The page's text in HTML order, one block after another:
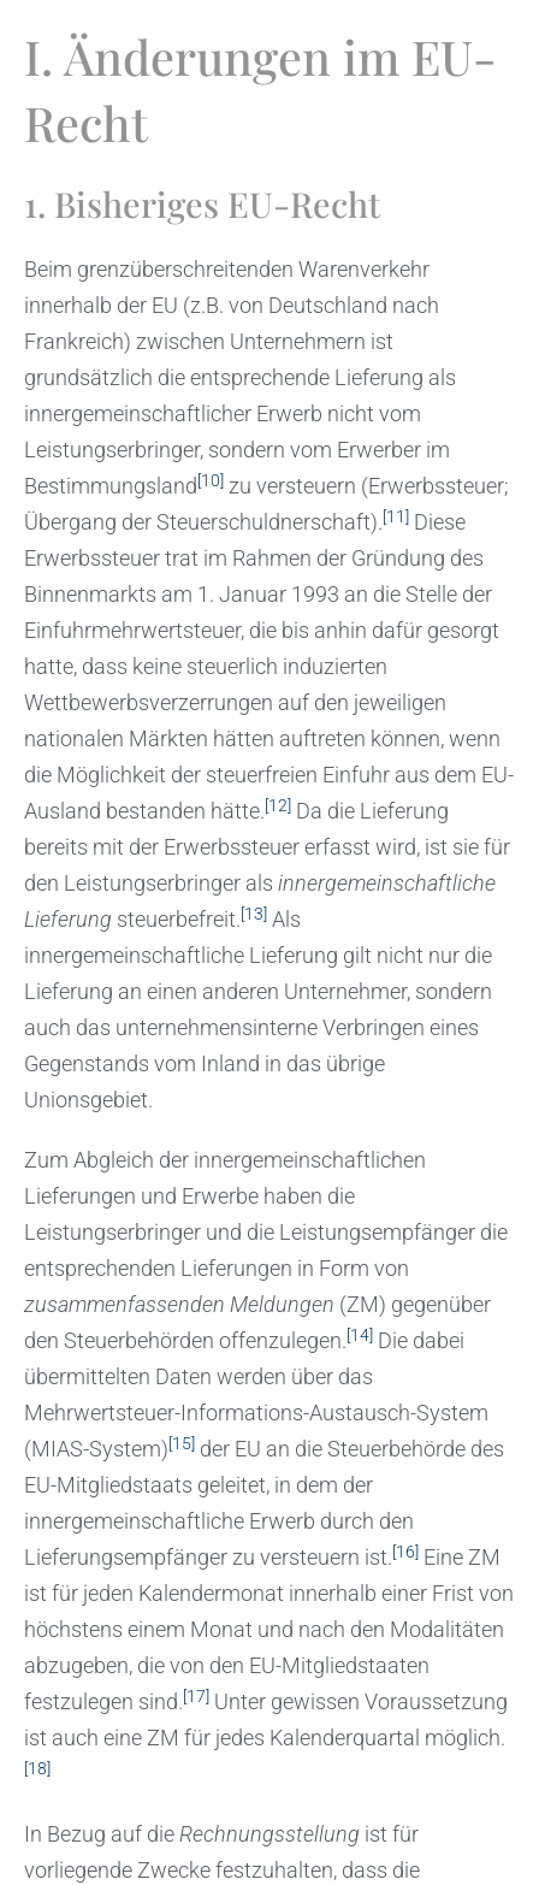
I. Änderungen im EU-
Recht
1. Bisheriges EU-Recht
Beim grenzüberschreitenden Warenverkehr
innerhalb der EU (z.B. von Deutschland nach
Frankreich) zwischen Unternehmern ist
grundsätzlich die entsprechende Lieferung als
innergemeinschaftlicher Erwerb nicht vom
Leistungserbringer, sondern vom Erwerber im
Bestimmungsland[10] zu versteuern (Erwerbssteuer;
Übergang der Steuerschuldnerschaft).[11] Diese
Erwerbssteuer trat im Rahmen der Gründung des
Binnenmarkts am 1. Januar 1993 an die Stelle der
Einfuhrmehrwertsteuer, die bis anhin dafür gesorgt
hatte, dass keine steuerlich induzierten
Wettbewerbsverzerrungen auf den jeweiligen
nationalen Märkten hätten auftreten können, wenn
die Möglichkeit der steuerfreien Einfuhr aus dem EU-
Ausland bestanden hätte.[12] Da die Lieferung
bereits mit der Erwerbssteuer erfasst wird, ist sie für
den Leistungserbringer als innergemeinschaftliche
Lieferung steuerbefreit.[13] Als
innergemeinschaftliche Lieferung gilt nicht nur die
Lieferung an einen anderen Unternehmer, sondern
auch das unternehmensinterne Verbringen eines
Gegenstands vom Inland in das übrige
Unionsgebiet.
Zum Abgleich der innergemeinschaftlichen
Lieferungen und Erwerbe haben die
Leistungserbringer und die Leistungsempfänger die
entsprechenden Lieferungen in Form von
zusammenfassenden Meldungen (ZM) gegenüber
den Steuerbehörden offenzulegen.[14] Die dabei
übermittelten Daten werden über das
Mehrwertsteuer-Informations-Austausch-System
(MIAS-System)[15] der EU an die Steuerbehörde des
EU-Mitgliedstaats geleitet, in dem der
innergemeinschaftliche Erwerb durch den
Lieferungsempfänger zu versteuern ist.[16] Eine ZM
ist für jeden Kalendermonat innerhalb einer Frist von
höchstens einem Monat und nach den Modalitäten
abzugeben, die von den EU-Mitgliedstaaten
festzulegen sind.[17] Unter gewissen Voraussetzung
ist auch eine ZM für jedes Kalenderquartal möglich.
[18]
In Bezug auf dieRechnungsstellung ist für
vorliegende Zwecke festzuhalten, dass die